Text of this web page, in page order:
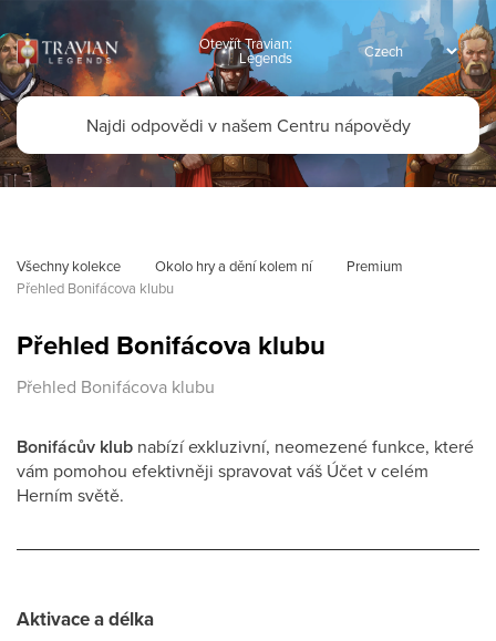
Otevřít Travian:
Legends
Všechny kolekce Okolo hry a dění kolem ní
Premium
Přehled Bonifácova klubu
Přehled Bonifácova klubu
Přehled Bonifácova klubu
Bonifácův klub nabízí exkluzivní, neomezené funkce, které
vám pomohou efektivněji spravovat váš Účet v celém
Herním světě.
Aktivace a délka